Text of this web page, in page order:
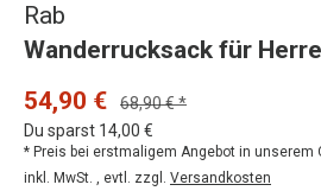
Rab
Wanderrucksack für
54,90 €
68,90 € *
Du sparst 14,00 €
* Preis bei erstmaligem Angebot in unserem
inkl. MwSt. , evtl. zzgl. Versandkosten